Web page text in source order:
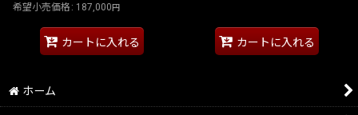
希望小売価格 : 187,000 円
カートに入れる カートに入れる
ホーム